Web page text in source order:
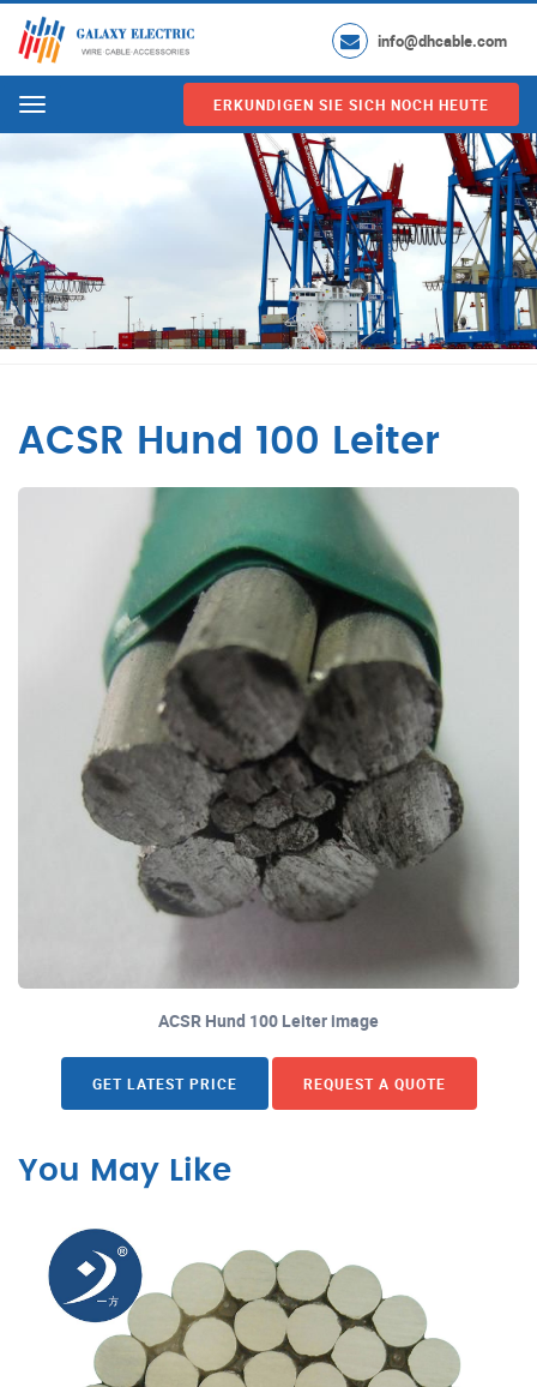
info@dhcable.com
Menu ERKUNDIGEN SIE SICH NOCH HEUTE
ACSR Hund 100 Leiter
ACSR Hund 100 Leiter image
GET LATEST PRICE REQUEST A QUOTE
You May Like